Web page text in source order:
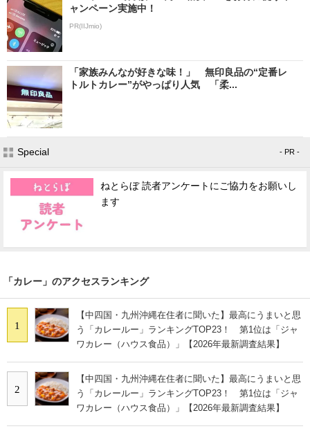
ャンペーン実施中！
PR(IIJmio)
「家族みんなが好きな味！」 無印良品の“定番レ
トルトカレー”がやっぱり人気 「柔...
Special - PR -
ねとらぼ 読者アンケートにご協力をお願いし
ます
「カレー」のアクセスランキング
1
【中四国・九州沖縄在住者に聞いた】最高にうまいと思
う「カレールー」ランキングTOP23！ 第1位は「ジャ
ワカレー（ハウス食品）」【2026年最新調査結果】
2
【中四国・九州沖縄在住者に聞いた】最高にうまいと思
う「カレールー」ランキングTOP23！ 第1位は「ジャ
ワカレー（ハウス食品）」【2026年最新調査結果】